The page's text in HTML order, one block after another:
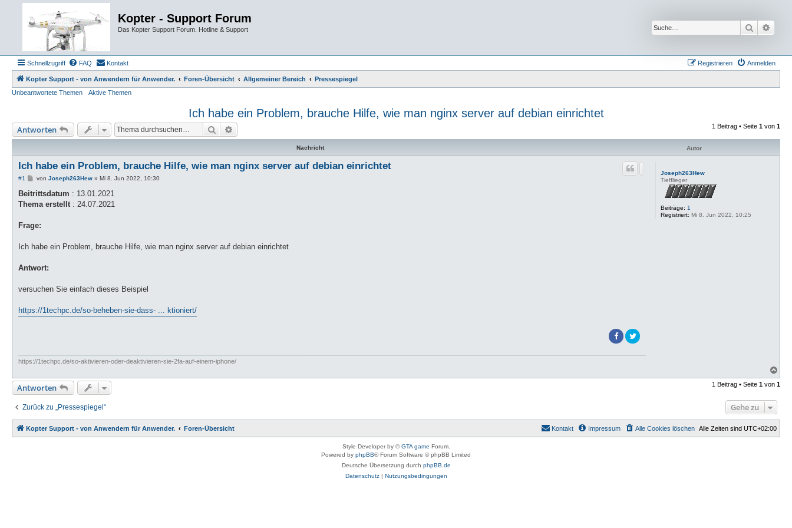
Kopter - Support Forum
Das Kopter Support Forum. Hotline & Support Suche
Schnellzugriff FAQ Kontakt Anmelden
Registrieren
Kopter Support - von Anwendern für Anwender. Foren-Übersicht Allgemeiner Bereich
Pressespiegel
Unbeantwortete Themen
Aktive Themen
Ich habe ein Problem, brauche Hilfe, wie man nginx server auf debian einrichtet
Antworten Suche 1 Beitrag • Seite 1 von 1
Nachricht Autor
Joseph263Hew
Tiefflieger
Beiträge: 1
Registriert: Mi 8. Jun 2022, 10:25
Ich habe ein Problem, brauche Hilfe, wie man nginx server auf debian einrichtet
#1
B
i
r
von Joseph263Hew» Mi 8. Jun 2022, 10:30
Beitrittsdatum : 13.01.2021
Thema erstellt: 24.07.2021
Frage:
Ich habe ein Problem, brauche Hilfe, wie man nginx server auf debian einrichtet
Antwort:
versuchen Sie einfach dieses Beispiel
https://1techpc.de/so-beheben-sie-dass- ... ktioniert/
https://1techpc.de/so-aktivieren-oder-deaktivieren-sie-2fa-auf-einem-iphone/
a
c
e
Antworten 1 Beitrag • Seite 1 von 1
Zurück zu „Pressespiegel“ Gehe zu
Kopter Support - von Anwendern für Anwender. Foren-Übersicht Alle Zeiten sind UTC+02:00
Alle Cookies löschen
Impressum
Kontakt
Style Developer by ©GTA game Forum.
Powered by phpBB® Forum Software © phpBB Limited
Deutsche Übersetzung durch phpBB.de
Datenschutz| Nutzungsbedingungen